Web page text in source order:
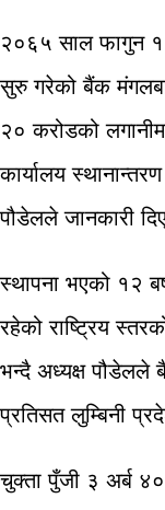
२०६५ साल फागुन
सुरु गरेको बैंक
२० करोडको
कार्यालय
पौडेलले जानकारी
स्थापना भएको १२
रहेको राष्ट्रिय
भन्दै अध्यक्ष पौडेलले
प्रतिसत लुम्बिनी
चुक्ता पुँजी ३ अर्ब